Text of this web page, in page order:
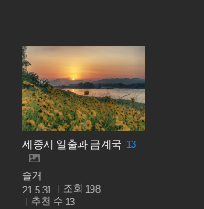
세종시 일출과 금계국 13
솔개
21.5.31
조회 198
추천 수 13